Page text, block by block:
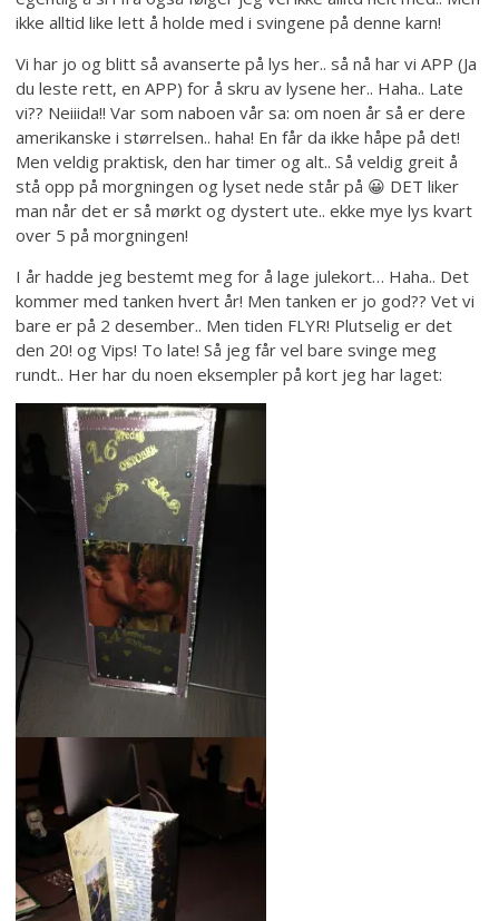
ikke alltid like lett å holde med i svingene på denne karn!
Vi har jo og blitt så avanserte på lys her.. så nå har vi APP (Ja
du leste rett, en APP) for å skru av lysene her.. Haha.. Late
vi?? Neiiida!! Var som naboen vår sa: om noen år så er dere
amerikanske i størrelsen.. haha! En får da ikke håpe på det!
Men veldig praktisk, den har timer og alt.. Så veldig greit å
stå opp på morgningen og lyset nede står på 😀 DET liker
man når det er så mørkt og dystert ute.. ekke mye lys kvart
over 5 på morgningen!
I år hadde jeg bestemt meg for å lage julekort… Haha.. Det
kommer med tanken hvert år! Men tanken er jo god?? Vet vi
bare er på 2 desember.. Men tiden FLYR! Plutselig er det
den 20! og Vips! To late! Så jeg får vel bare svinge meg
rundt.. Her har du noen eksempler på kort jeg har laget: